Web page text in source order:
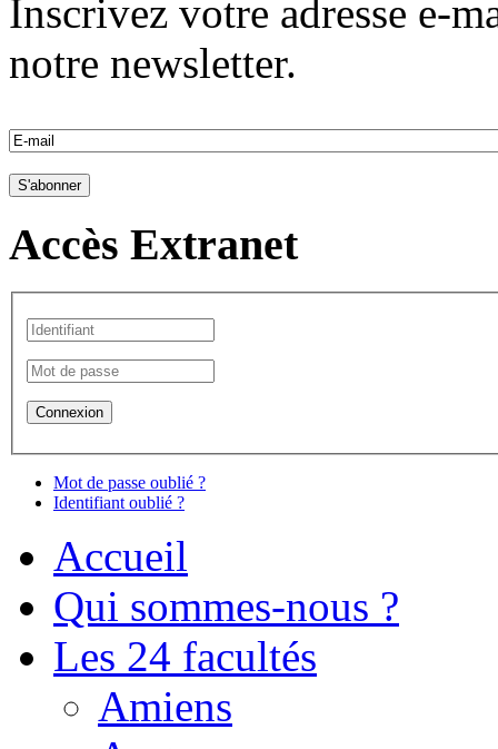
Inscrivez votre adresse e-
notre newsletter.
Accès Extranet
Mot de passe oublié ?
Identifiant oublié ?
Accueil
Qui sommes-nous ?
Les 24 facultés
Amiens